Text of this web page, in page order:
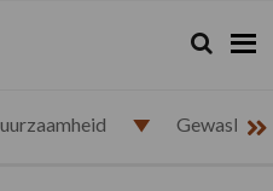
Zoeken...
Zoek